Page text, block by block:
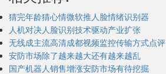
猜完年龄猜心情微软推人脸情绪识别器
人机对决人脸识别技术驱动产业扩张
无线成主流高清成都视频监控传输方式点评
安防市场除了越来越大还有越来越乱
国产机器人销售增涨安防市场有待挖掘